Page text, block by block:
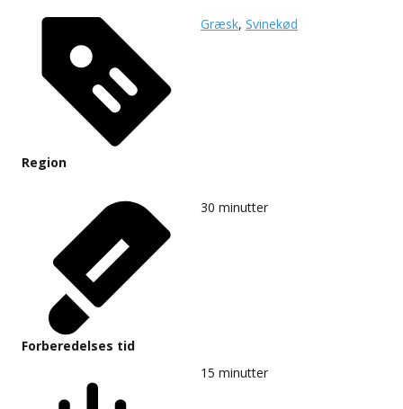
Region
Græsk, Svinekød
Forberedelses tid
30 minutter
15 minutter